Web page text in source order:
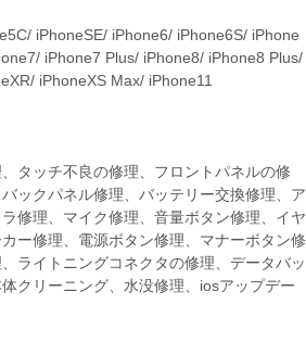
iPhoneSE/ iPhone6/ iPhone6S/ iPhone
iPhone7 Plus/ iPhone8/ iPhone8 Plus/
iPhoneXS Max/ iPhone11
タッチ不良の修理、フロントパネルの修
ックパネル修理、バッテリー交換修理、ア
修理、マイク修理、音量ボタン修理、イヤ
ー修理、電源ボタン修理、マナーボタン修
ライトニングコネクタの修理、データバッ
クリーニング、水没修理、iosアップデー